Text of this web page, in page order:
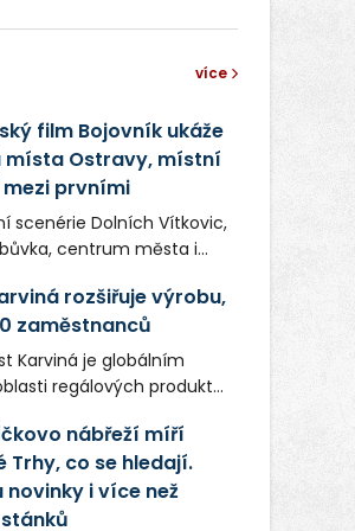
více
film Bojovník ukáže
místa Ostravy, místní
prvními
scenérie Dolních Vítkovic,
centrum města i
Bojovník, který vstoupí
srpna. Režiséři Vojtěch
Dianiška si
metropoli
– její syrová
se stala přirozenou
bývalého
šampiona Hoffa (Milan
se po letech vrací do
rozšiřuje výrobu,
zaměstnanců
Karviná je globálním
regálových produktů
na Karvinsku a
potenciálem.
nábřeží míří
Trhy, co se hledají.
novinky i více než